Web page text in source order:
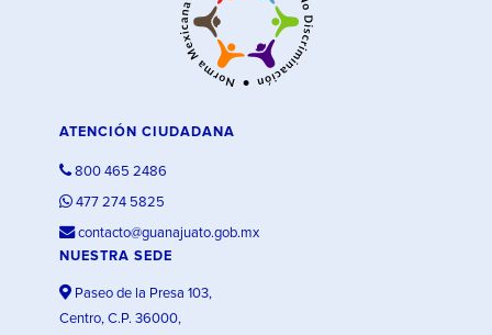
ATENCIÓN CIUDADANA
800 465 2486
477 274 5825
contacto@guanajuato.gob.mx
NUESTRA SEDE
Paseo de la Presa 103,
Centro, C.P. 36000,